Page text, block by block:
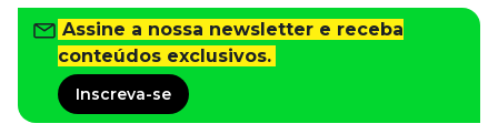
Gestão de Empresas e Negócios
Eleve os resultados da organização
Gestão de Pessoas e Liderança
Capacitação com especialistas
Assine a nossa newsletter e receba
conteúdos exclusivos.
Inscreva-se